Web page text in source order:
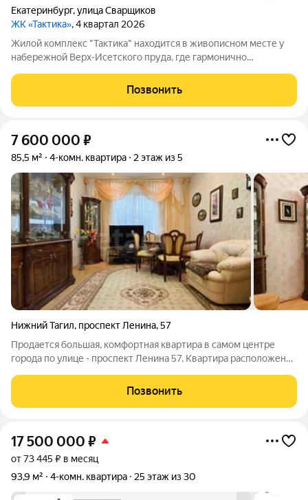
Екатеринбург,улица Сварщиков
ЖК «Тактика», 4 квартал 2026
Жилой комплекс "Тактика" находится в живописном месте у
набережной Верх-Исетского пруда, где гармонично
повышенного комфорта предлагает: современный и
безопасный двор, ландшафтный дизайн,
Позвонить
7 600 000 ₽
85,5 м² 4-комн. квартира 2 этаж из 5
Нижний Тагил, проспект Ленина,57
Продается большая, комфортная квартира в самом центре
города по улице - проспект Ленина 57. Квартира расположена
Эта квартира для тех, кто ценит роскошь и комфорт- высокие
потолки 3 метра,
Позвонить
17 500 000 ₽
от 73 445 ₽ в месяц
93,9 м²
4-комн. квартира 25 этаж из 30